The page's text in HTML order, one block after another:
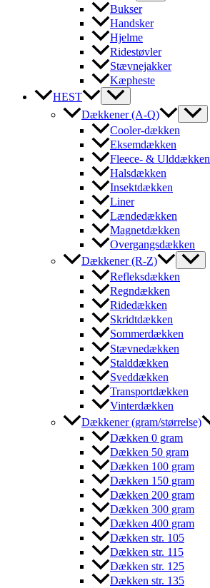
Bukser
Handsker
Hjelme
Ridestøvler
Stævnejakker
Kæpheste
HEST
Dækkener (A-Q)
Cooler-dækken
Eksemdækken
Fleece- & Ulddækken
Halsdækken
Insektdækken
Liner
Lændedækken
Magnetdækken
Overgangsdækken
Dækkener (R-Z)
Refleksdækken
Regndækken
Ridedækken
Skridtdækken
Sommerdækken
Stævnedækken
Stalddækken
Sveddækken
Transportdækken
Vinterdækken
Dækkener (gram/størrelse)
Dækken 0 gram
Dækken 50 gram
Dækken 100 gram
Dækken 150 gram
Dækken 200 gram
Dækken 300 gram
Dækken 400 gram
Dækken str. 105
Dækken str. 115
Dækken str. 125
Dækken str. 135